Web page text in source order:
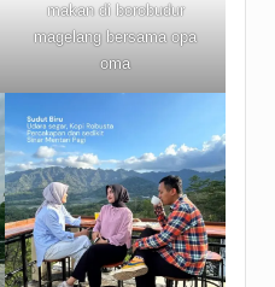
makan di borobudur
magelang bersama opa
oma